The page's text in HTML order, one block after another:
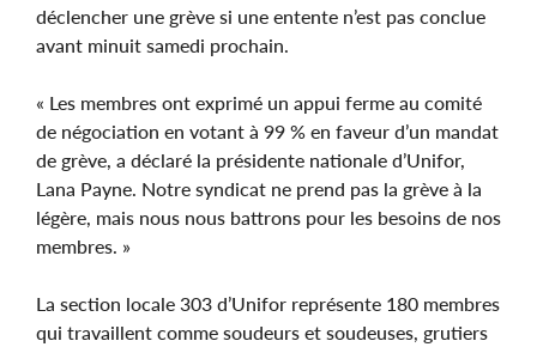
déclencher une grève si une entente n’est pas conclue
avant minuit samedi prochain.
« Les membres ont exprimé un appui ferme au comité
de négociation en votant à 99 % en faveur d’un mandat
de grève, a déclaré la présidente nationale d’Unifor,
Lana Payne. Notre syndicat ne prend pas la grève à la
légère, mais nous nous battrons pour les besoins de nos
membres. »
La section locale 303 d’Unifor représente 180 membres
qui travaillent comme soudeurs et soudeuses, grutiers